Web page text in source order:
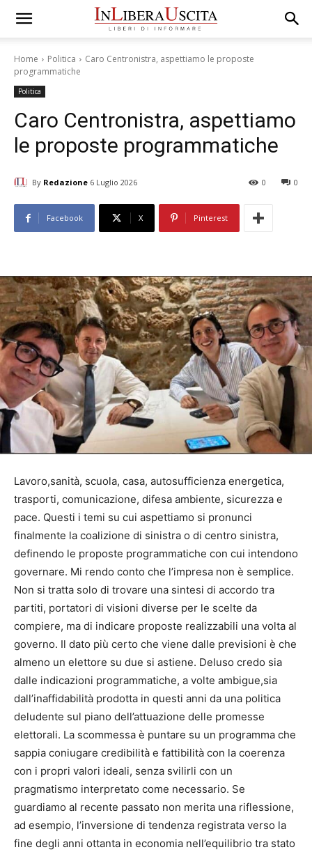
Home Politica
Caro Centronistra, aspettiamo le proposte
programmatiche
Politica
Caro Centronistra, aspettiamo
le proposte programmatiche
By Redazione 6 Luglio 2026 0
0
Facebook X Pinterest
Lavoro,sanità, scuola, casa, autosufficienza energetica,
trasporti, comunicazione, difesa ambiente, sicurezza e
pace. Questi i temi su cui aspettiamo si pronunci
finalmente la coalizione di sinistra o di centro sinistra,
definendo le proposte programmatiche con cui intendono
governare. Mi rendo conto che l’impresa non è semplice.
Non si tratta solo di trovare una sintesi di accordo tra
partiti, portatori di visioni diverse per le scelte da
compiere, ma di indicare proposte realizzabili una volta al
governo. Il dato più certo che viene dalle previsioni è che
almeno un elettore su due si astiene. Deluso credo sia
dalle indicazioni programmatiche, a volte ambigue,sia
dall’inaffidabilità prodotta in questi anni da una politica
deludente sul piano dell’attuazione delle promesse
elettorali. La scommessa è puntare su un programma che
sappia coniugare credibilità e fattibilità con la coerenza
con i propri valori ideali, senza svilirli con un
pragmatismo interpretato come necessario. Se
guardiamo al recente passato non merita una riflessione,
ad esempio, l’inversione di tendenza registrata verso la
fine degli anni ottanta in economia nell’equilibrio tra stato